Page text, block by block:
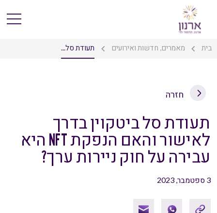
בית מאמרים, חדשות ואירועים תעודת סל...
חזרה
תעודת סל ביטקוין בדרך
לאישור והאם הנפקת NFT היא
עבירה על חוק ניירות ערך?
3 ספטמבר, 2023